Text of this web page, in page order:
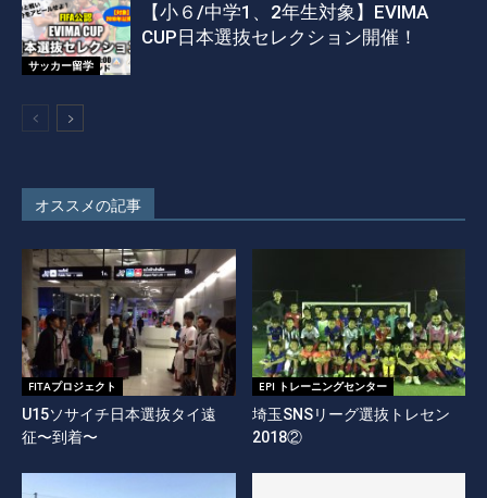
サッカー留学
【小６/中学1、2年生対象】EVIMA
CUP日本選抜セレクション開催！
オススメの記事
FITAプロジェクト
U15ソサイチ日本選抜タイ遠
征〜到着〜
EPI トレーニングセンター
埼玉SNSリーグ選抜トレセン
2018②